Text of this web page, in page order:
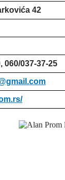
42
060/037-37-25